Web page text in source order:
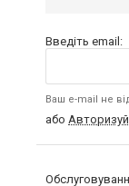
Введіть email:
Ваш e-mail не
або